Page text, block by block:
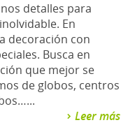
detalles para
En
decoración con
Busca en
que mejor se
de globos, centros
Leer más